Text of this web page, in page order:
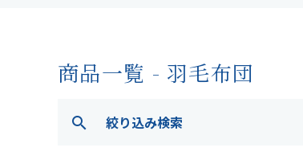
商品一覧 - 羽毛布団
search 絞り込み検索